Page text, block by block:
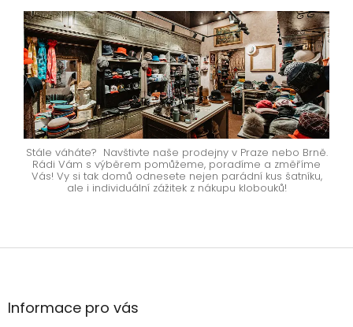
Stále váháte? Navštivte naše prodejny v Praze nebo Brně.
Rádi Vám s výběrem pomůžeme, poradíme a změříme
Vás! Vy si tak domů odnesete nejen parádní kus šatníku,
ale i individuální zážitek z nákupu klobouků!
Z
aInformace pro vás